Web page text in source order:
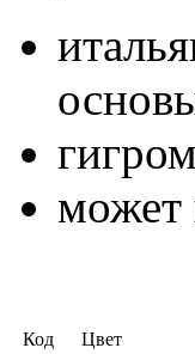
может
Код
Цвет